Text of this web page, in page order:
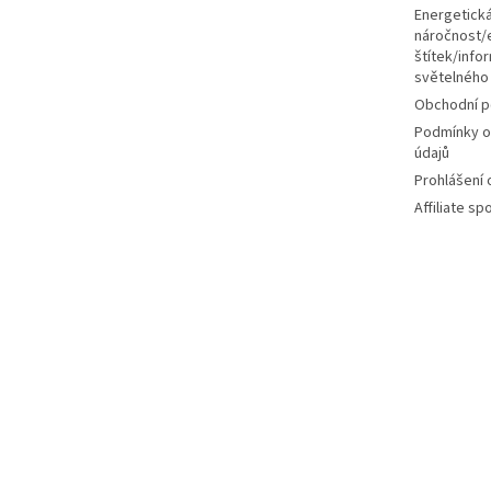
Energetická
štítek/
Obchodní
Podmínky
údajů
Prohlášení
Affiliate